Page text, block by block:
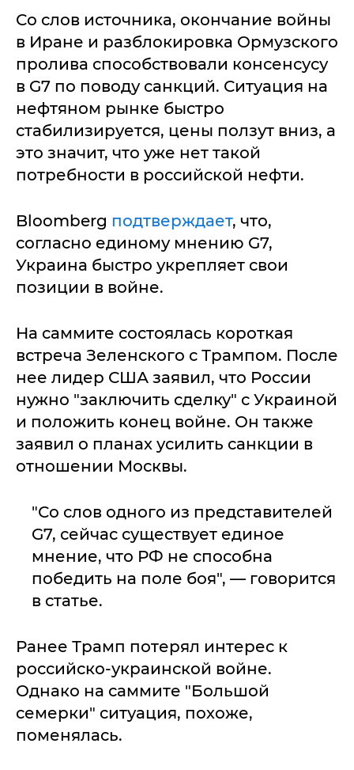
Со слов источника, окончание войны
в Иране и разблокировка Ормузского
пролива способствовали консенсусу
в G7 по поводу санкций. Ситуация на
нефтяном рынке быстро
стабилизируется, цены ползут вниз, а
это значит, что уже нет такой
потребности в российской нефти.
Bloomberg подтверждает, что,
согласно единому мнению G7,
Украина быстро укрепляет свои
позиции в войне.
На саммите состоялась короткая
встреча Зеленского с Трампом. После
нее лидер США заявил, что России
нужно "заключить сделку" с Украиной
и положить конец войне. Он также
заявил о планах усилить санкции в
отношении Москвы.
"Со слов одного из представителей
G7, сейчас существует единое
мнение, что РФ не способна
победить на поле боя", — говорится
в статье.
Ранее Трамп потерял интерес к
российско-украинской войне.
Однако на саммите "Большой
семерки" ситуация, похоже,
поменялась.